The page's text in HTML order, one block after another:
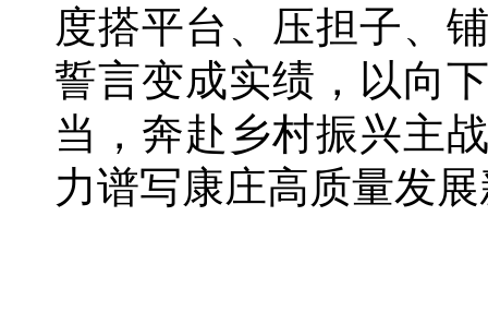
度搭平台、压担子、
誓言变成实绩，以向
当，奔赴乡村振兴主
力谱写康庄高质量发